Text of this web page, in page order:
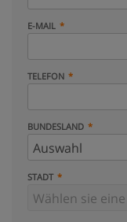
E-MAIL
TELEFON
BUNDESLAND
STADT